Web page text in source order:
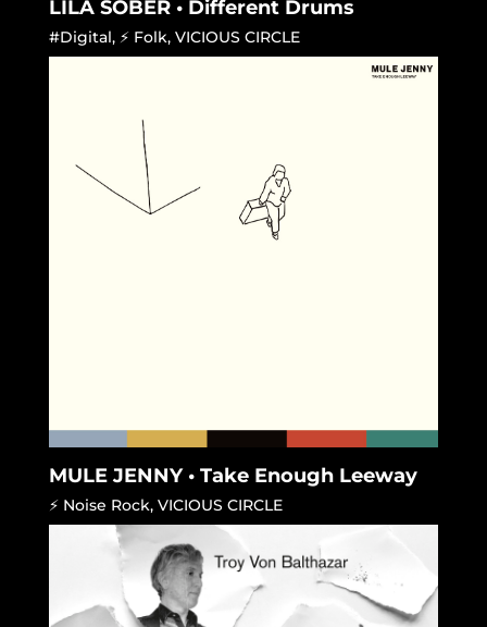
LILA SOBER • Different Drums
#Digital, ⚡ Folk, VICIOUS CIRCLE
MULE JENNY • Take Enough Leeway
⚡ Noise Rock, VICIOUS CIRCLE